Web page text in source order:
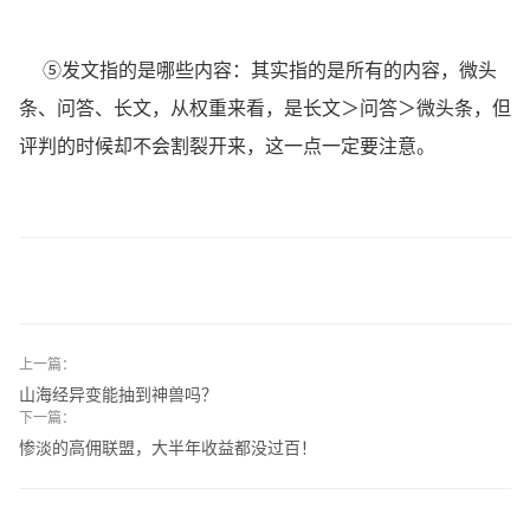
⑤发文指的是哪些内容：其实指的是所有的内容，微头
条、问答、长文，从权重来看，是长文＞问答＞微头条，但
评判的时候却不会割裂开来，这一点一定要注意。
上一篇：
山海经异变能抽到神兽吗？
下一篇：
惨淡的高佣联盟，大半年收益都没过百！